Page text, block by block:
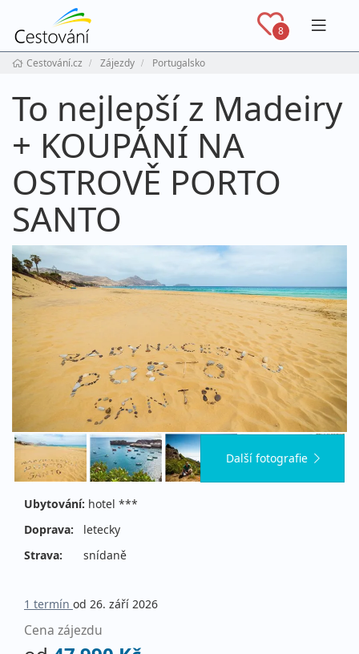
8
Cestování.cz Zájezdy Portugalsko
To nejlepší z Madeiry
+ KOUPÁNÍ NA
OSTROVĚ PORTO
SANTO
Další fotografie
Ubytování: hotel ***
Doprava:
letecky
Strava:
snídaně
1 termín od 26. září 2026
Cena zájezdu